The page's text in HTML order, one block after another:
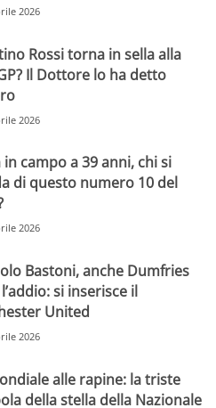
2026
Rossi torna in sella alla
Il Dottore lo ha detto
2026
campo a 39 anni, chi si
di questo numero 10 del
2026
Bastoni, anche Dumfries
si inserisce il
United
2026
alle rapine: la triste
della stella della Nazionale